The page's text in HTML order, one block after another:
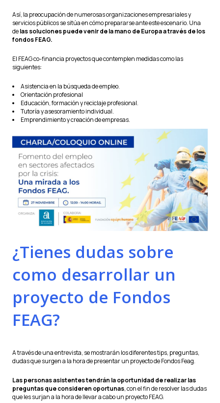
Así, la preocupación de numerosas organizaciones empresariales y
servicios públicos se sitúa en cómo prepararse ante este escenario. Una
delas soluciones puede venir de la mano de Europa a través de los
fondos FEAG.
El FEAG co-financia proyectos que contemplen medidas como las
siguientes:
Asistencia en la búsqueda de empleo.
Orientación profesional
Educación, formación y reciclaje profesional.
Tutoría y asesoramiento individual.
Emprendimiento y creación de empresas.
¿Tienes dudas sobre
como desarrollar un
proyecto de Fondos
FEAG?
A través de una entrevista, se mostrarán los diferentes tips, preguntas,
dudas que surgen a la hora de presentar un proyecto de Fondos Feag.
Las personas asistentes tendrán la oportunidad de realizar las
preguntas que consideren oportunas, con el fin de resolver las dudas
que les surjan a la hora de llevar a cabo un proyecto FEAG.